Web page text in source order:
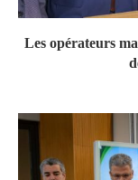
Les opérateurs